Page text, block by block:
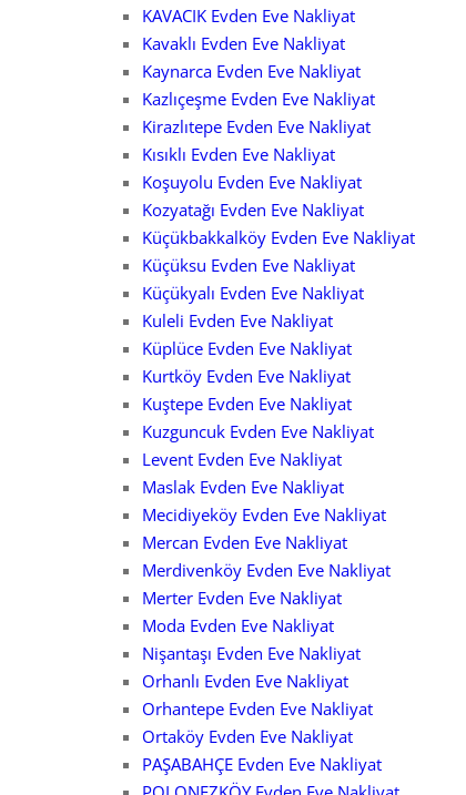
KAVACIK Evden Eve Nakliyat
Kavaklı Evden Eve Nakliyat
Kaynarca Evden Eve Nakliyat
Kazlıçeşme Evden Eve Nakliyat
Kirazlıtepe Evden Eve Nakliyat
Kısıklı Evden Eve Nakliyat
Koşuyolu Evden Eve Nakliyat
Kozyatağı Evden Eve Nakliyat
Küçükbakkalköy Evden Eve Nakliyat
Küçüksu Evden Eve Nakliyat
Küçükyalı Evden Eve Nakliyat
Kuleli Evden Eve Nakliyat
Küplüce Evden Eve Nakliyat
Kurtköy Evden Eve Nakliyat
Kuştepe Evden Eve Nakliyat
Kuzguncuk Evden Eve Nakliyat
Levent Evden Eve Nakliyat
Maslak Evden Eve Nakliyat
Mecidiyeköy Evden Eve Nakliyat
Mercan Evden Eve Nakliyat
Merdivenköy Evden Eve Nakliyat
Merter Evden Eve Nakliyat
Moda Evden Eve Nakliyat
Nişantaşı Evden Eve Nakliyat
Orhanlı Evden Eve Nakliyat
Orhantepe Evden Eve Nakliyat
Ortaköy Evden Eve Nakliyat
PAŞABAHÇE Evden Eve Nakliyat